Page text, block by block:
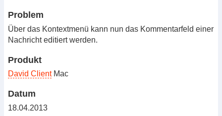
Problem
Über das Kontextmenü kann nun das Kommentarfeld einer
Nachricht editiert werden.
Produkt
David ClientMac
Datum
18.04.2013